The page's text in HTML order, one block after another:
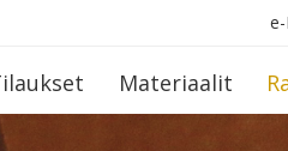
Materiaalit